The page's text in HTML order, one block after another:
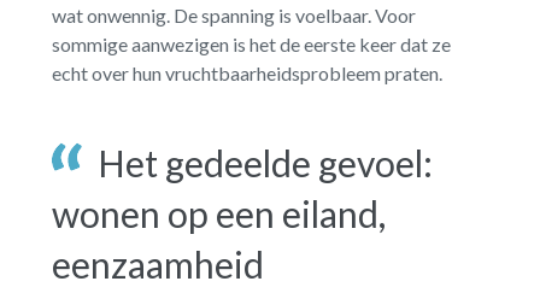
wat onwennig. De spanning is voelbaar. Voor
sommige aanwezigen is het de eerste keer dat ze
echt over hun vruchtbaarheidsprobleem praten.
Het gedeelde gevoel:
wonen op een eiland,
eenzaamheid